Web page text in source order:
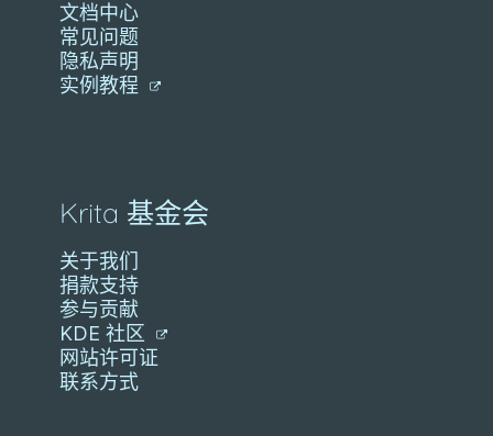
文档中心
常见问题
隐私声明
实例教程
Krita 基金会
关于我们
捐款支持
参与贡献
KDE 社区
网站许可证
联系方式